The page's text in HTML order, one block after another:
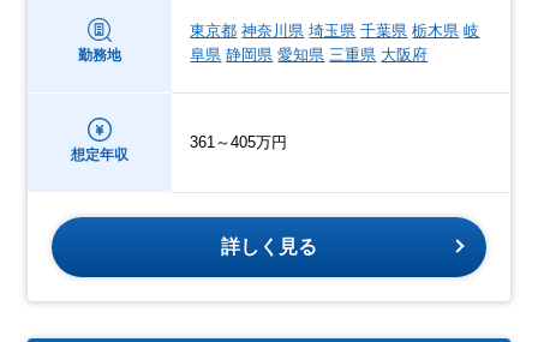
勤務地
東京都 神奈川県 埼玉県 千葉県 栃木県 岐
阜県 静岡県 愛知県 三重県 大阪府
想定年収
361～405万円
詳しく見る